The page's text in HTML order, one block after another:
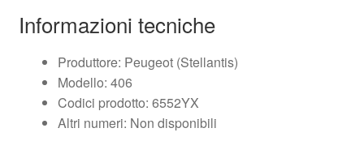
Informazioni tecniche
Produttore: Peugeot (Stellantis)
Modello: 406
Codici prodotto: 6552YX
Altri numeri: Non disponibili